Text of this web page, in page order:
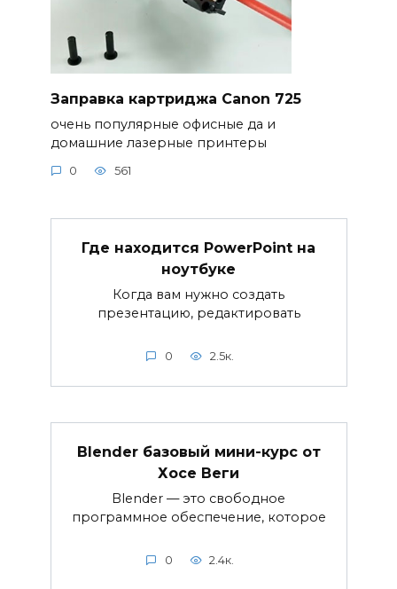
Заправка картриджа Canon 725
очень популярные офисные да и
домашние лазерные принтеры
0 561
Где находится PowerPoint на
ноутбуке
Когда вам нужно создать
презентацию, редактировать
0 2.5к.
Blender базовый мини-курс от
Хосе Веги
Blender — это свободное
программное обеспечение, которое
0 2.4к.